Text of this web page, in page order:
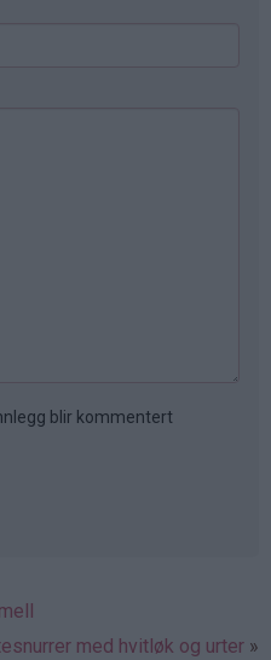
blir kommentert
med hvitløk og urter